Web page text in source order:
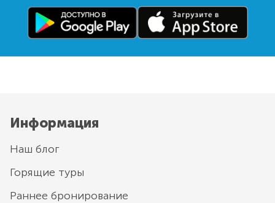
Информация
Наш блог
Горящие туры
Раннее бронирование